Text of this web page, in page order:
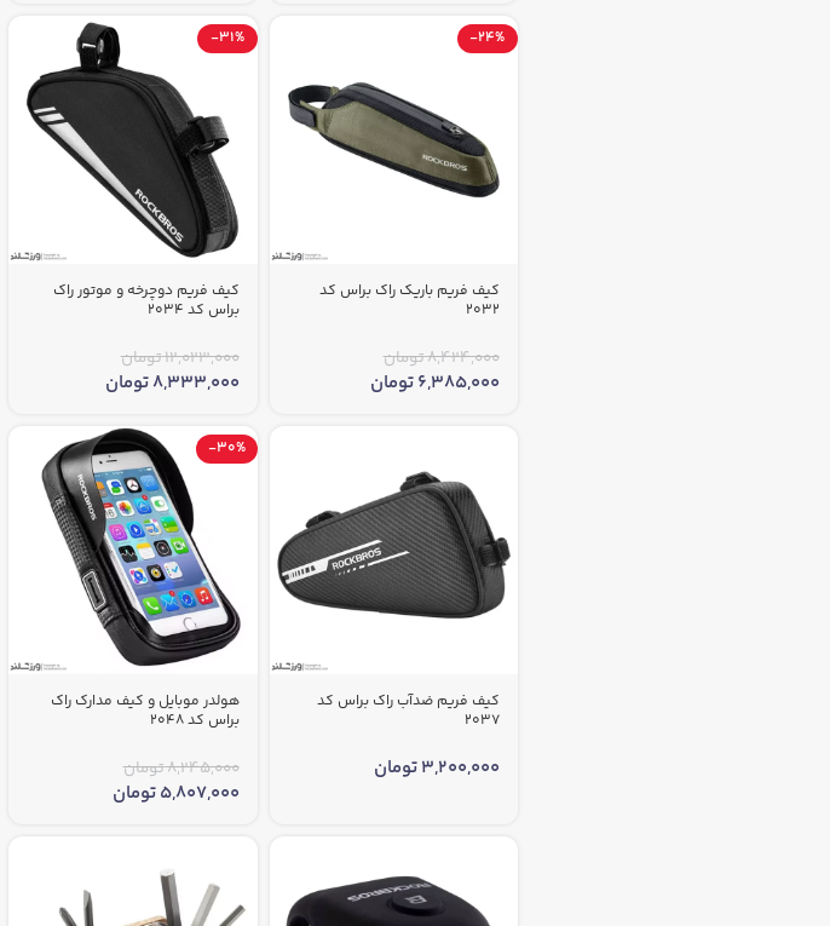
-24%
کیف فریم باریک راک براس کد
2032
8,424,000تومان
6,385,000تومان
-31%
کیف فریم دوچرخه و موتور راک
براس کد 2034
12,023,000تومان
8,333,000تومان
کیف فریم ضدآب راک براس کد
2037
3,200,000تومان
-30%
هولدر موبایل و کیف مدارک راک
براس کد 2048
8,245,000تومان
5,807,000تومان